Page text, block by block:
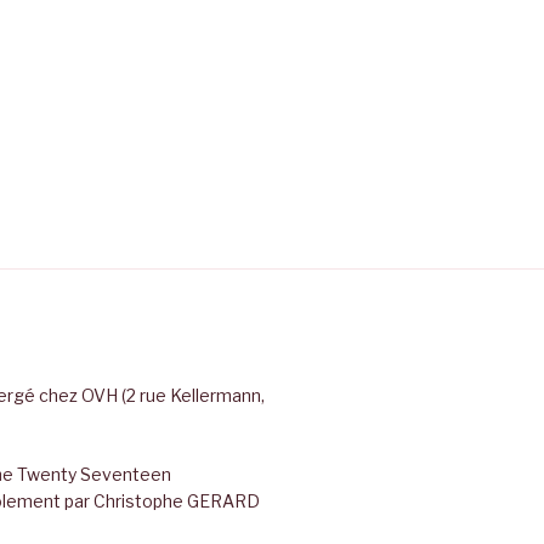
chez OVH (2 rue Kellermann,
Twenty Seventeen
par Christophe GERARD